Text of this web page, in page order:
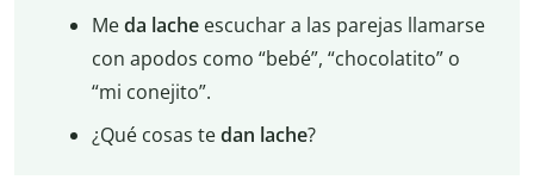
Meda lacheescuchar a las parejas llamarse
con apodos como “bebé”, “chocolatito” o
“mi conejito”.
¿Qué cosas tedan lache?